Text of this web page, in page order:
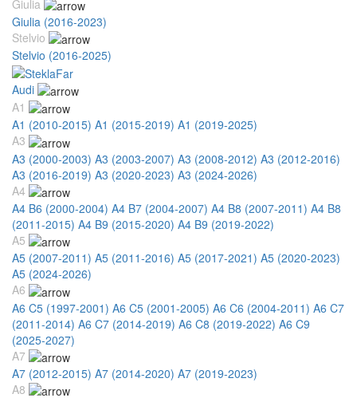
Giulia
Giulia (2016-2023)
Stelvio
Stelvio (2016-2025)
Audi
A1
A1 (2010-2015) A1 (2015-2019) A1 (2019-2025)
A3
A3 (2000-2003) A3 (2003-2007) A3 (2008-2012) A3 (2012-2016)
A3 (2016-2019) A3 (2020-2023) A3 (2024-2026)
A4
A4 B6 (2000-2004) A4 B7 (2004-2007) A4 B8 (2007-2011) A4 B8
(2011-2015) A4 B9 (2015-2020) A4 B9 (2019-2022)
A5
A5 (2007-2011) A5 (2011-2016) A5 (2017-2021) A5 (2020-2023)
A5 (2024-2026)
A6
A6 C5 (1997-2001) A6 C5 (2001-2005) A6 C6 (2004-2011) A6 C7
(2011-2014) A6 C7 (2014-2019) A6 C8 (2019-2022) A6 C9
(2025-2027)
A7
A7 (2012-2015) A7 (2014-2020) A7 (2019-2023)
A8